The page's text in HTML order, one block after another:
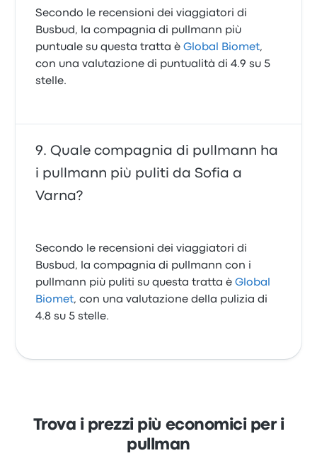
Secondo le recensioni dei viaggiatori di
Busbud, la compagnia di pullmann più
puntuale su questa tratta èGlobal Biomet,
con una valutazione di puntualità di 4.9 su 5
stelle.
Quale compagnia di pullmann ha
i pullmann più puliti da Sofia a
Varna?
Secondo le recensioni dei viaggiatori di
Busbud, la compagnia di pullmann con i
pullmann più puliti su questa tratta èGlobal
Biomet, con una valutazione della pulizia di
4.8 su 5 stelle.
Trova i prezzi più economici per i
pullman